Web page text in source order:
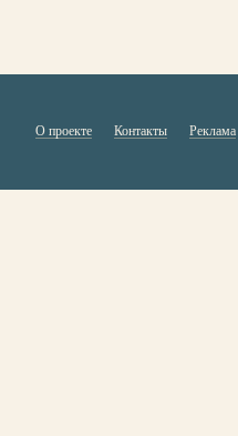
О проекте Контакты Реклама